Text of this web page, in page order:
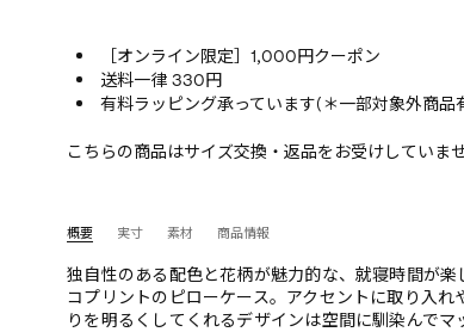
［オンライン限定］1,000円クーポン
送料一律 330円
有料ラッピング承っています(＊一部対象外商品
こちらの商品はサイズ交換・返品をお受けしていま
概要
独自性のある配色と花柄が魅力的な、就寝時間が楽
コプリントのピローケース。アクセントに取り入れ
りを明るくしてくれるデザインは空間に馴染んでマ
実寸 素材 商品情報